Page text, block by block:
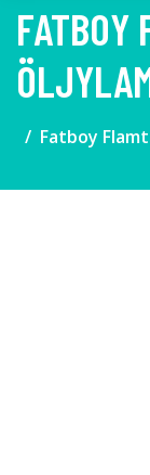
FATBOY
Fatboy